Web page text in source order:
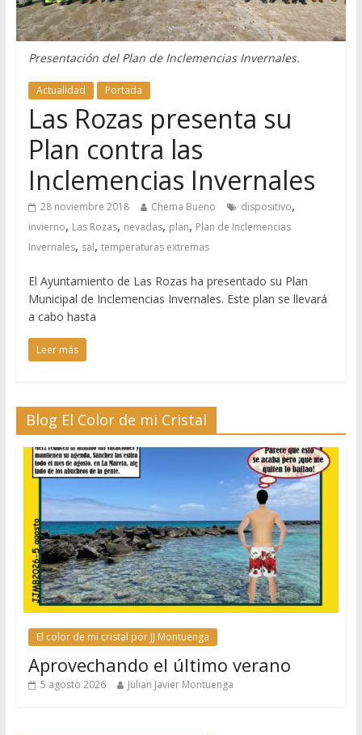
Presentación del Plan de Inclemencias Invernales.
Actualidad Portada
Las Rozas presenta su
Plan contra las
Inclemencias Invernales
28 noviembre 2018 Chema Bueno dispositivo,
invierno, Las Rozas, nevadas, plan, Plan de Inclemencias
Invernales, sal, temperaturas extremas
El Ayuntamiento de Las Rozas ha presentado su Plan
Municipal de Inclemencias Invernales. Este plan se llevará
a cabo hasta
Leer más
Blog El Color de mi Cristal
El color de mi cristal por JJ Montuenga
Aprovechando el último verano
5 agosto 2026 Julian Javier Montuenga